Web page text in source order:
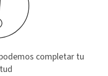
completar tu